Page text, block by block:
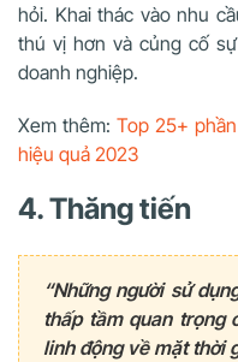
hỏi. Khai thác vào nhu
thú vị hơn và củng cố
doanh nghiệp.
Xem thêm:Top 25+
hiệu quả 2023
4. Thăng tiến
“Những người sử
thấp tầm quan trọng
linh động về mặt thời